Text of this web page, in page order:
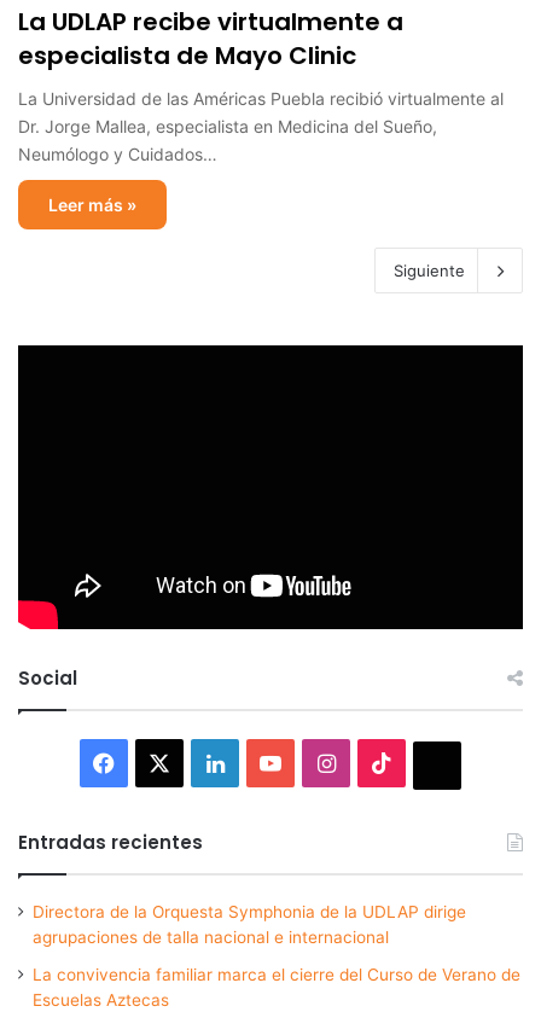
La UDLAP recibe virtualmente a
especialista de Mayo Clinic
La Universidad de las Américas Puebla recibió virtualmente al
Dr. Jorge Mallea, especialista en Medicina del Sueño,
Neumólogo y Cuidados…
Leer más »
Siguiente
Social
Facebook LinkedInYouTubeInstagram
Entradas recientes
Directora de la Orquesta Symphonia de la UDLAP dirige
agrupaciones de talla nacional e internacional
La convivencia familiar marca el cierre del Curso de Verano de
Escuelas Aztecas